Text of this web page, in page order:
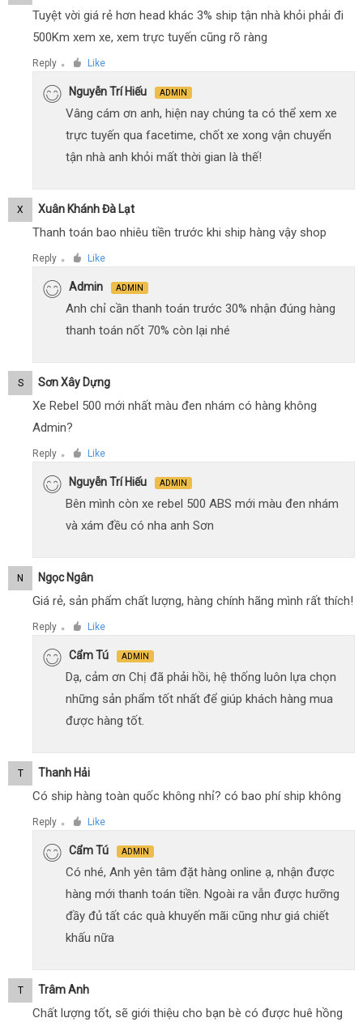
Tuyệt vời giá rẻ hơn head khác 3% ship tận nhà khỏi phải đi
500Km xem xe, xem trực tuyến cũng rõ ràng
Reply ● Like
Nguyễn Trí Hiếu ADMIN
Vâng cám ơn anh, hiện nay chúng ta có thể xem xe
trực tuyến qua facetime, chốt xe xong vận chuyển
tận nhà anh khỏi mất thời gian là thế!
X Xuân Khánh Đà Lạt
Thanh toán bao nhiêu tiền trước khi ship hàng vậy shop
Reply ● Like
Admin ADMIN
Anh chỉ cần thanh toán trước 30% nhận đúng hàng
thanh toán nốt 70% còn lại nhé
S Sơn Xây Dựng
Xe Rebel 500 mới nhất màu đen nhám có hàng không
Admin?
Reply ● Like
Nguyễn Trí Hiếu ADMIN
Bên mình còn xe rebel 500 ABS mới màu đen nhám
và xám đều có nha anh Sơn
N Ngọc Ngân
Giá rẻ, sản phẩm chất lượng, hàng chính hãng mình rất thích!
Reply ● Like
Cẩm Tú ADMIN
Dạ, cảm ơn Chị đã phải hồi, hệ thống luôn lựa chọn
những sản phẩm tốt nhất để giúp khách hàng mua
được hàng tốt.
T Thanh Hải
Có ship hàng toàn quốc không nhỉ? có bao phí ship không
Reply ● Like
Cẩm Tú ADMIN
Có nhé, Anh yên tâm đặt hàng online ạ, nhận được
hàng mới thanh toán tiền. Ngoài ra vẫn được hưỡng
đầy đủ tất các quà khuyến mãi cũng như giá chiết
khấu nữa
T Trâm Anh
Chất lượng tốt, sẽ giới thiệu cho bạn bè có được huê hồng